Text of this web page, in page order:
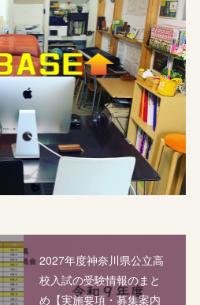
2027年度神奈川県公立高
校入試の受験情報のまと
め【実施要項・募集案内